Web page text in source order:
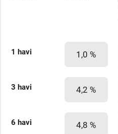
1 havi 1,0 %
3 havi 4,2 %
6 havi 4,8 %